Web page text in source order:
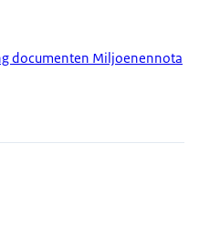
documenten Miljoenennota